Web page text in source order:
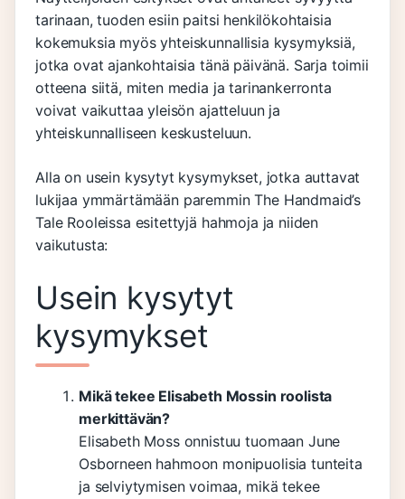
tarinaan, tuoden esiin paitsi henkilökohtaisia
kokemuksia myös yhteiskunnallisia kysymyksiä,
jotka ovat ajankohtaisia tänä päivänä. Sarja toimii
otteena siitä, miten media ja tarinankerronta
voivat vaikuttaa yleisön ajatteluun ja
yhteiskunnalliseen keskusteluun.
Alla on usein kysytyt kysymykset, jotka auttavat
lukijaa ymmärtämään paremmin The Handmaid’s
Tale Rooleissa esitettyjä hahmoja ja niiden
vaikutusta:
Usein kysytyt
kysymykset
Mikä tekee Elisabeth Mossin roolista
merkittävän?
Elisabeth Moss onnistuu tuomaan June
Osborneen hahmoon monipuolisia tunteita
ja selviytymisen voimaa, mikä tekee